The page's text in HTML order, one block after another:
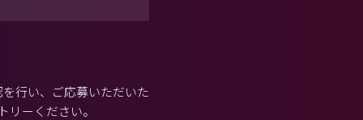
行い、ご応募いただいた
ーください。